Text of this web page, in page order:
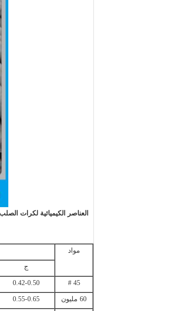
العناصر الكيميائية لكرات
مواد
ج
45 #
0.42-0.50
60 مليون 0.55-0.65